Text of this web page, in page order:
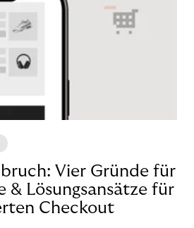
Vier Gründe für
& Lösungsansätze für
Checkout